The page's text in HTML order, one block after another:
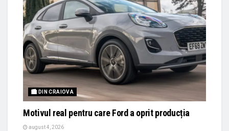
🏙 DIN CRAIOVA
Motivul real pentru care Ford a oprit producția
august 4, 2026